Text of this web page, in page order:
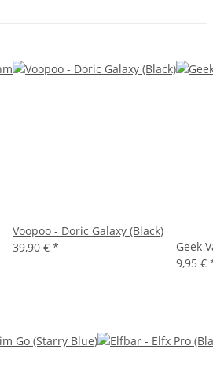
Voopoo - Doric Galaxy (Black)
39,90 € *
Geek
9,95 €